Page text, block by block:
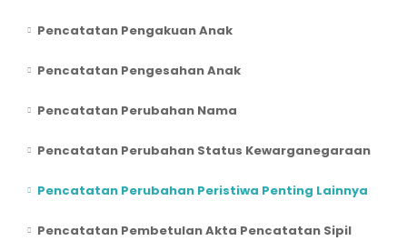
Pencatatan Pengakuan Anak
Pencatatan Pengesahan Anak
Pencatatan Perubahan Nama
Pencatatan Perubahan Status Kewarganegaraan
Pencatatan Perubahan Peristiwa Penting Lainnya
Pencatatan Pembetulan Akta Pencatatan Sipil